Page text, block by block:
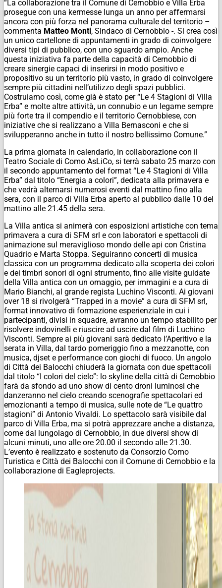
“La collaborazione tra il Comune di Cernobbio e Villa Erba
prosegue con una kermesse lunga un anno per affermarsi
ancora con più forza nel panorama culturale del territorio –
commenta Matteo Monti, Sindaco di Cernobbio -. Si crea così
un unico cartellone di appuntamenti in grado di coinvolgere
diversi tipi di pubblico, con uno sguardo ampio. Anche
questa iniziativa fa parte della capacità di Cernobbio di
creare sinergie capaci di inserirsi in modo positivo e
propositivo su un territorio più vasto, in grado di coinvolgere
sempre più cittadini nell’utilizzo degli spazi pubblici.
Costruiamo così, come già è stato per “Le 4 Stagioni di Villa
Erba” e molte altre attività, un connubio e un legame sempre
più forte tra il compendio e il territorio Cernobbiese, con
iniziative che si realizzano a Villa Bernasconi e che si
svilupperanno anche in tutto il nostro bellissimo Comune.”
La prima giornata in calendario, in collaborazione con il
Teatro Sociale di Como AsLiCo, si terrà sabato 25 marzo con
il secondo appuntamento del format “Le 4 Stagioni di Villa
Erba” dal titolo “Energia a colori”, dedicata alla primavera e
che vedrà alternarsi numerosi eventi dal mattino fino alla
sera, con il parco di Villa Erba aperto al pubblico dalle 10 del
mattino alle 21.45 della sera.
La Villa antica si animerà con esposizioni artistiche con tema
primavera a cura di SFM srl e con laboratori e spettacoli di
animazione sul meraviglioso mondo delle api con Cristina
Quadrio e Marta Stoppa. Seguiranno concerti di musica
classica con un programma dedicato alla scoperta dei colori
e dei timbri sonori di ogni strumento, fino alle visite guidate
della Villa antica con un omaggio, per immagini e a cura di
Mario Bianchi, al grande regista Luchino Visconti. Ai giovani
over 18 si rivolgerà “Trapped in a movie” a cura di SFM srl,
format innovativo di formazione esperienziale in cui i
partecipanti, divisi in squadre, avranno un tempo stabilito per
risolvere indovinelli e riuscire ad uscire dal film di Luchino
Visconti. Sempre ai più giovani sarà dedicato l’Aperitivo e la
serata in Villa, dal tardo pomeriggio fino a mezzanotte, con
musica, djset e performance con giochi di fuoco. Un angolo
di Città dei Balocchi chiuderà la giornata con due spettacoli
dal titolo “I colori del cielo”: lo skyline della città di Cernobbio
farà da sfondo ad uno show di cento droni luminosi che
danzeranno nel cielo creando scenografie spettacolari ed
emozionanti a tempo di musica, sulle note de “Le quattro
stagioni” di Antonio Vivaldi. Lo spettacolo sarà visibile dal
parco di Villa Erba, ma si potrà apprezzare anche a distanza,
come dal lungolago di Cernobbio, in due diversi show di
alcuni minuti, uno alle ore 20.00 il secondo alle 21.30.
L’evento è realizzato e sostenuto da Consorzio Como
Turistica e Città dei Balocchi con il Comune di Cernobbio e la
collaborazione di Eagleprojects.